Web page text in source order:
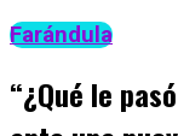
Farándula
“¿Qué le